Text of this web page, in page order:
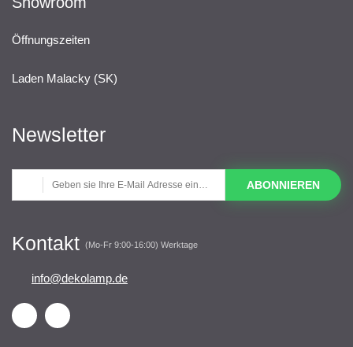
Öffnungszeiten
Laden Malacky (SK)
Newsletter
ABONNIEREN
Kontakt (Mo-Fr 9:00-16:00) Werktage
info@dekolamp.de